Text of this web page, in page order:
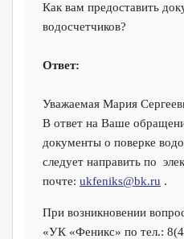
Как вам предоставить
водосчетчиков?
Ответ:
Уважаемая Мария
В ответ на Ваше
документы о поверке
следует направить по
почте: ukfeniks@bk.ru .
При возникновении
«УК «Феникс» по тел.: